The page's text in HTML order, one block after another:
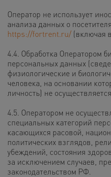
Оператор не использует
анализа данных о
https://fortrent.ru/(включая
4.4. Обработка Оператором
персональных данных
физиологические и
человека, на основании
личность) не осуществляется.
4.5. Оператором не
специальных категорий
касающихся расовой,
политических взглядов,
убеждений, состояния
за исключением случаев,
законодательством РФ.